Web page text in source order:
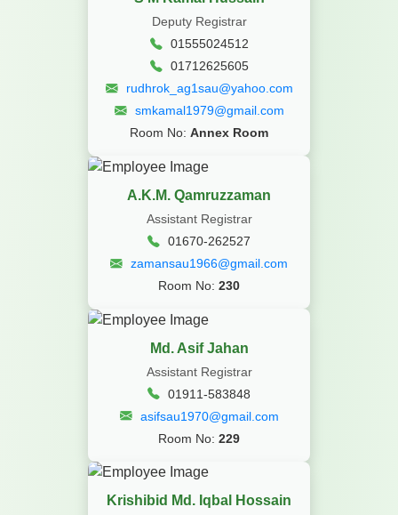
Deputy Registrar
01555024512
01712625605
rudhrok_ag1sau@yahoo.com
smkamal1979@gmail.com
Room No: Annex Room
A.K.M. Qamruzzaman
Assistant Registrar
01670-262527
zamansau1966@gmail.com
Room No: 230
Md. Asif Jahan
Assistant Registrar
01911-583848
asifsau1970@gmail.com
Room No: 229
Krishibid Md. Iqbal Hossain